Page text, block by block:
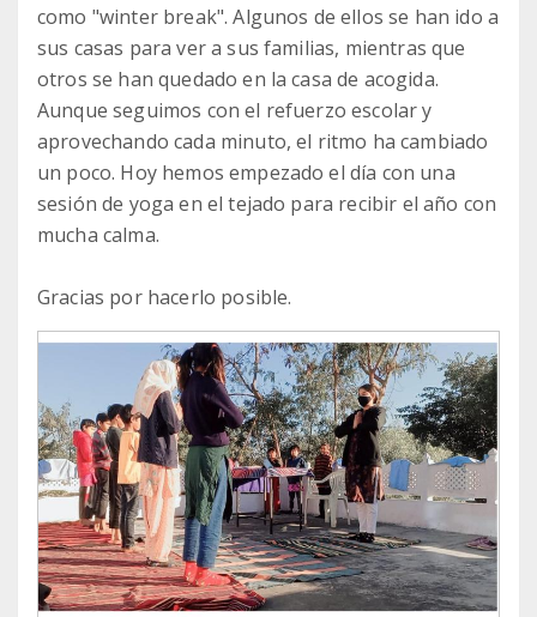
como "winter break". Algunos de ellos se han ido a
sus casas para ver a sus familias, mientras que
otros se han quedado en la casa de acogida.
Aunque seguimos con el refuerzo escolar y
aprovechando cada minuto, el ritmo ha cambiado
un poco. Hoy hemos empezado el día con una
sesión de yoga en el tejado para recibir el año con
mucha calma.
Gracias por hacerlo posible.